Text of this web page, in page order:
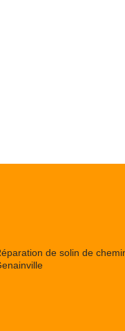
de solin de